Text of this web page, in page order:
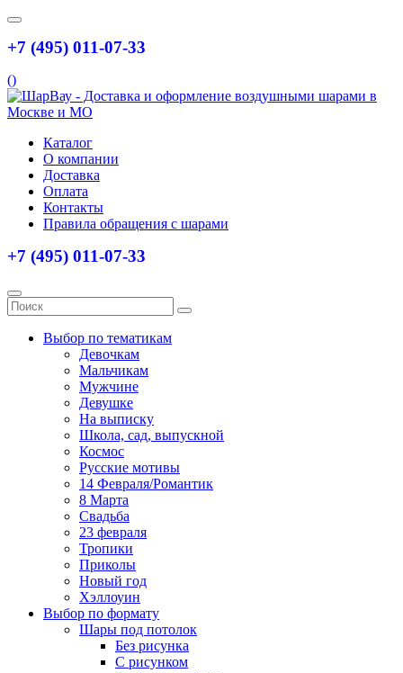
+7 (495) 011-07-33
()
Каталог
О компании
Доставка
Оплата
Контакты
Правила обращения с шарами
+7 (495) 011-07-33
Выбор по тематикам
Девочкам
Мальчикам
Мужчине
Девушке
На выписку
Школа, сад, выпускной
Космос
Русские мотивы
14 Февраля/Романтик
8 Марта
Свадьба
23 февраля
Тропики
Приколы
Новый год
Хэллоуин
Выбор по формату
Шары под потолок
Без рисунка
С рисунком